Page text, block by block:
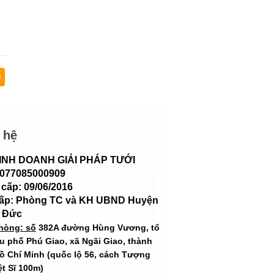
hệ
DOANH GIẢI PHÁP TƯỚI
09/06/2016
Phòng TC và KH UBND Huyện
Đức
số 382A đường Hùng Vương, tổ
phố Phú Giao, xã Ngãi Giao, thành
Chí Minh (quốc lộ 56, cách Tượng
Sĩ 100m)